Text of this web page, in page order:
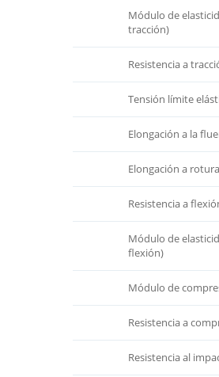
Módulo de
tracción)
Resistencia a
Tensión límite
Elongación a la
Elongación a rotura
Resistencia a
Módulo de
flexión)
Módulo de
Resistencia a
Resistencia al